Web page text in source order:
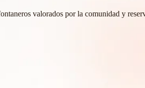
valorados por la comunidad y